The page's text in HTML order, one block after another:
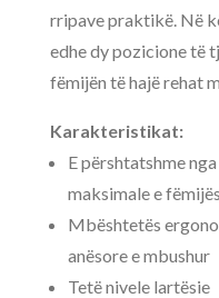
rripave praktikë. Në
edhe dy pozicione të
fëmijën të hajë rehat
Karakteristikat:
E përshtatshme
maksimale e
Mbështetës
anësore e mbushur
Tetë nivele lartësie